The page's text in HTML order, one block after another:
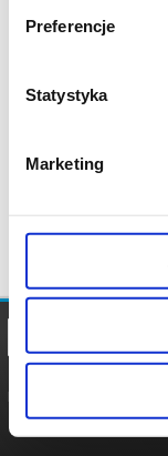
Preferencje
Statystyka
Marketing